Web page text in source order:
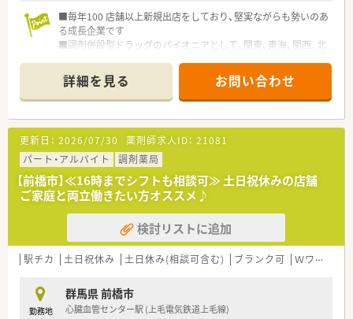
■毎年100 店舗以上新規出店をしており、堅実ながらも勢いのあ
る成長企業です
■調剤併設型ドラッグのパイオニアとして、関東、東海、関西、北
■研修制度は様々なプランがあり、集合研修だけでなく任意で受
講可能な研修も幅広く用意されています
■店舗で活躍する従業員、社外で活躍する従業員、将来経営幹部
となる従業員など、薬剤師として様々な活躍ができるフィールド
を用意されています
■総合薬剤師・調剤薬剤師（土日休み・19時までの勤務）どちらか
の働き方を選択できます
■調剤併設型だけでなく「医療モール・クリニック併設店舗」「敷
地内薬局」「訪問調剤特化型店舗」など様々な店舗を運営してい
ます
■在宅医療にも積極的取り組んでおり「訪問調剤特化型店舗」を
50店舗以上、無菌調剤室は業界最多の51店舗設置しています
■「プラチナくるみん認定企業」「健康経営優良法人2023（大規模
法人部門）認定」等を取得し一人ひとりが働きやすい環境が整備
■充実した研修制度、人事制度、評価制度、キャリア支援制度等
があるのも特徴です
詳細を見る お問い合わせ
更新日： 2026/07/30 薬剤師求人ID： 21081
パート・アルバイト
調剤薬局
【前橋市】≪16時までシフトも相談可≫ 土日祝休みの店舗
ご家庭と両立働きたい方オススメ♪
検討リストに追加
駅チカ 土日祝休み 土日休み(相談可含む) ブランク可 Ｗワーク可
勤務地
群馬県 前橋市
心臓血管センター駅 (上毛電気鉄道上毛線)